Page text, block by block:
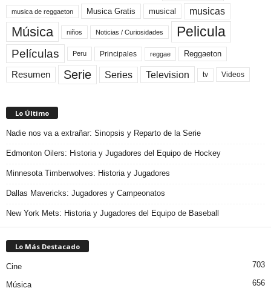
musica de reggaeton Musica Gratis musical musicas
Música niños Noticias / Curiosidades Pelicula
Películas Peru Principales reggae Reggaeton
Resumen Serie Series Television tv Videos
Lo Último
Nadie nos va a extrañar: Sinopsis y Reparto de la Serie
Edmonton Oilers: Historia y Jugadores del Equipo de Hockey
Minnesota Timberwolves: Historia y Jugadores
Dallas Mavericks: Jugadores y Campeonatos
New York Mets: Historia y Jugadores del Equipo de Baseball
Lo Más Destacado
Cine 703
Música 656